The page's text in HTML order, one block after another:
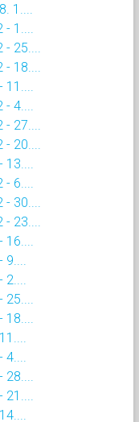
1....
1....
25....
18....
4....
27....
20....
6....
30....
23....